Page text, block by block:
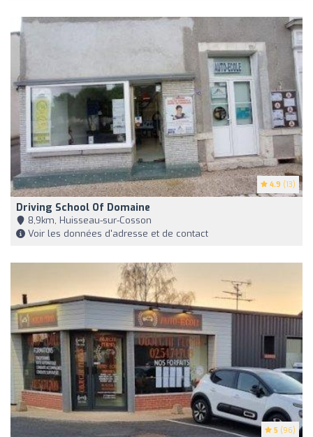
4.9 (13)
Driving School Of Domaine
8,9km, Huisseau-sur-Cosson
Voir les données d'adresse et de contact
5 (96)